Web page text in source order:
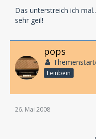
Das unterstreich ich
sehr geil!
pops
Feinbein
26. Mai 2008